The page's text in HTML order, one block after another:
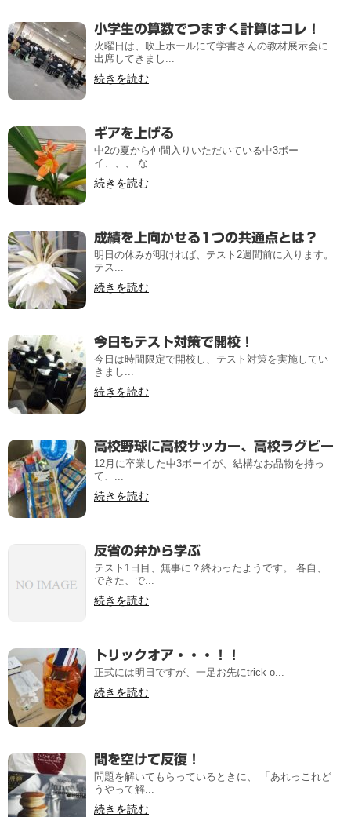
小学生の算数でつまずく計算はコレ！
火曜日は、吹上ホールにて学書さんの教材展示会に
出席してきまし...
続きを読む
ギアを上げる
中2の夏から仲間入りいただいている中3ボー
イ、、、 な...
続きを読む
成績を上向かせる1つの共通点とは？
明日の休みが明ければ、テスト2週間前に入ります。
テス...
続きを読む
今日もテスト対策で開校！
今日は時間限定で開校し、テスト対策を実施してい
きまし...
続きを読む
高校野球に高校サッカー、高校ラグビー
12月に卒業した中3ボーイが、結構なお品物を持っ
て、...
続きを読む
反省の弁から学ぶ
テスト1日目、無事に？終わったようです。 各自、
できた、で...
続きを読む
トリックオア・・・！！
正式には明日ですが、一足お先にtrick o...
続きを読む
間を空けて反復！
問題を解いてもらっているときに、 「あれっこれど
うやって解...
続きを読む